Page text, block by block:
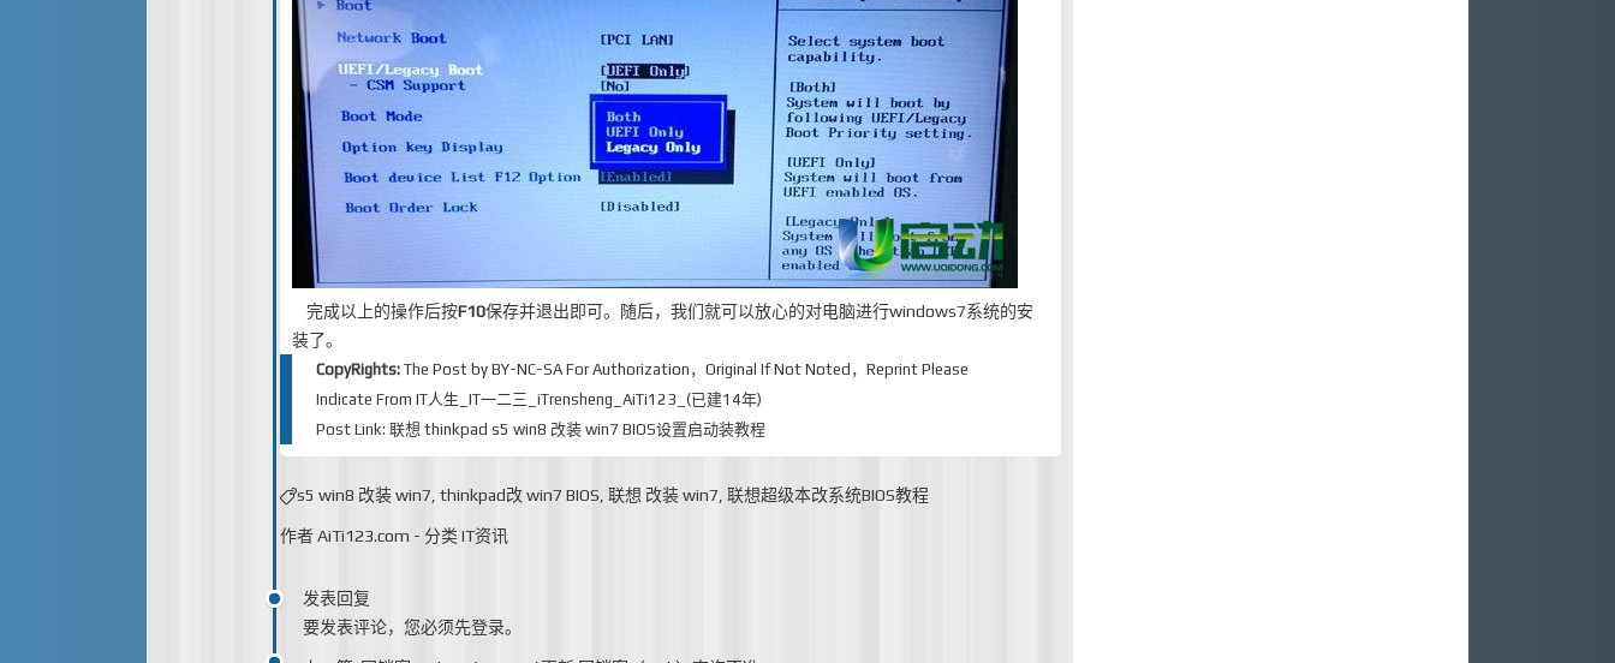
完成以上的操作后按F10保存并退出即可。随后，我们就可以放心的对电脑进行windows7系统的安
装了。
CopyRights:The Post byBY-NC-SA For Authorization，Original If Not Noted，Reprint Please
Indicate FromIT人生_IT一二三_iTrensheng_AiTi123_(已建14年)
Post Link:联想 thinkpad s5 win8 改装 win7 BIOS设置启动装教程
s5 win8 改装 win7 ,thinkpad改 win7 BIOS ,联想 改装 win7 ,联想超级本改系统BIOS教程
作者AiTi123.com - 分类IT资讯
发表回复
要发表评论，您必须先登录。